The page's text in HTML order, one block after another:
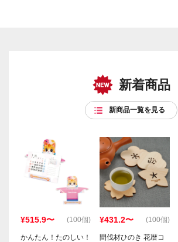
新着商品
新商品一覧を見る
¥515.9〜 (100個)
かんたん！たのしい！
¥431.2〜 (100個)
間伐材ひのき 花暦コ